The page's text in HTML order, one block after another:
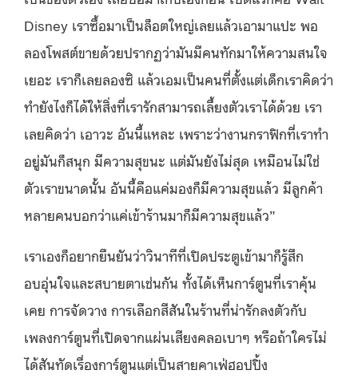
Disney เราซื้อมาเป็นล็อตใหญ่เลยแล้วเอามาแปะ พอ
ลองโพสต์ขายด้วยปรากฏว่ามันมีคนทักมาให้ความสนใจ
เยอะ เราก็เลยลองซิ แล้วเอมเป็นคนที่ตั้งแต่เด็กเราคิดว่า
ทำยังไงก็ได้ให้สิ่งที่เรารักสามารถเลี้ยงตัวเราได้ด้วย เรา
เลยคิดว่า เอาวะ อันนี้แหละ เพราะว่างานกราฟิกที่เราทำ
อยู่มันก็สนุก มีความสุขนะ แต่มันยังไม่สุด เหมือนไม่ใช่
ตัวเราขนาดนั้น อันนี้คือแค่มองก็มีความสุขแล้ว มีลูกค้า
หลายคนบอกว่าแค่เข้าร้านมาก็มีความสุขแล้ว”
เราเองก็อยากยืนยันว่าวินาทีที่เปิดประตูเข้ามาก็รู้สึก
อบอุ่นใจและสบายตาเช่นกัน ทั้งได้เห็นการ์ตูนที่เราคุ้น
เคย การจัดวาง การเลือกสีสันในร้านที่น่ารักลงตัวกับ
เพลงการ์ตูนที่เปิดจากแผ่นเสียงคลอเบาๆ หรือถ้าใครไม่
ได้สันทัดเรื่องการ์ตูนแต่เป็นสายคาเฟ่ฮอปปิ้ง